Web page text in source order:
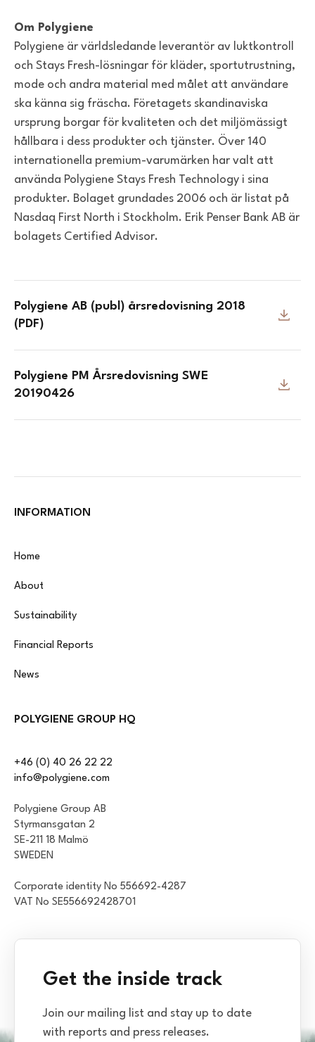
Om Polygiene
Polygiene är världsledande leverantör av luktkontroll
och Stays Fresh-lösningar för kläder, sportutrustning,
mode och andra material med målet att användare
ska känna sig fräscha. Företagets skandinaviska
ursprung borgar för kvaliteten och det miljömässigt
hållbara i dess produkter och tjänster. Över 140
internationella premium-varumärken har valt att
använda Polygiene Stays Fresh Technology i sina
produkter. Bolaget grundades 2006 och är listat på
Nasdaq First North i Stockholm. Erik Penser Bank AB är
bolagets Certified Advisor.
Polygiene AB (publ) årsredovisning 2018
(PDF)
Polygiene PM Årsredovisning SWE
20190426
INFORMATION
Home
About
Sustainability
Financial Reports
News
POLYGIENE GROUP HQ
+46 (0) 40 26 22 22
info@polygiene.com
Polygiene Group AB
Styrmansgatan 2
SE-211 18 Malmö
SWEDEN
Corporate identity No 556692-4287
VAT No SE556692428701
Get the inside track
Join our mailing list and stay up to date
with reports and press releases.